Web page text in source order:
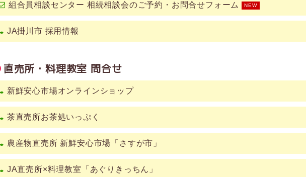
組合員相談センター 相続相談会のご予約・お問合せフォーム NEW
JA掛川市 採用情報
直売所・料理教室 問合せ
新鮮安心市場オンラインショップ
茶直売所お茶処いっぷく
農産物直売所 新鮮安心市場「さすが市」
JA直売所×料理教室「あぐりきっちん」